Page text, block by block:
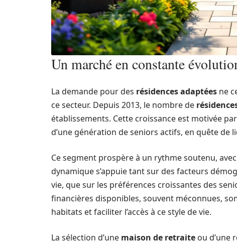
Un marché en constante
La demande pour des résidences adaptées ne
ce secteur. Depuis 2013, le nombre de
établissements. Cette croissance est motivée
d’une génération de seniors actifs, en quête de
Ce segment prospère à un rythme soutenu,
dynamique s’appuie tant sur des facteurs
vie, que sur les préférences croissantes des
financières disponibles, souvent méconnues,
habitats et faciliter l’accès à ce style de vie.
La sélection d’une maison de retraite ou d’une